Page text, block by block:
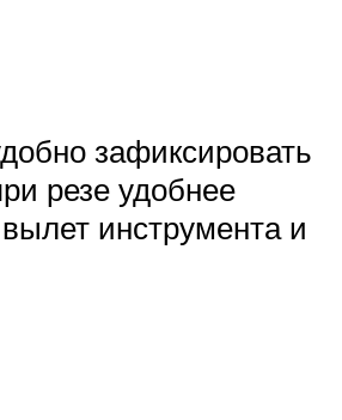
зафиксировать
резе удобнее
инструмента и